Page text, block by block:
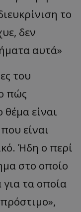
το
δεν
αυτά»
του
πώς
είναι
είναι
Ήδη ο περί
στο οποίο
τα οποία